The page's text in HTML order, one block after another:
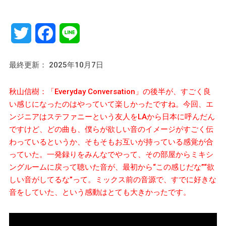
Twitter Facebook
最終更新： 2025年10月7日
秋山信樹：「Everyday Conversation」の後半が、すごく良
い感じになったのはやっていて楽しかったですね。今回、エ
ンジニアはステファニーという友人をLAから日本に呼んだん
ですけど、どの曲も、僕らが欲しい音のイメージがすごく伝
わっているというか、そもそもお互いが持っている感覚が合
っていた。一発録りをみんなでやって、その部屋からミキシ
ングルームに戻って聴いた音が、最初から“この感じだな”“欲
しい音がしてるな”って。ミックス前の音源で、すでに好きな
音をしていた、という感動はとても大きかったです。